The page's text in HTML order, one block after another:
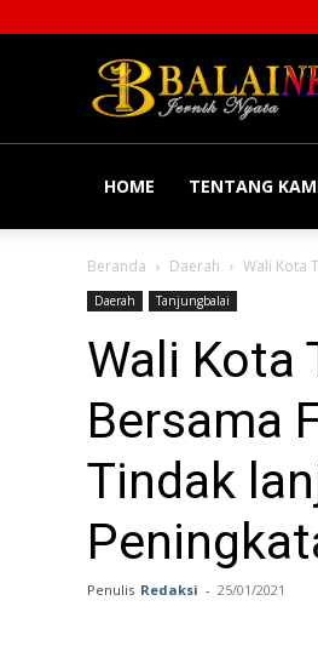
HOME TENTANG
Beranda Daerah Wali Kota
Daerah Tanjungbalai
Wali Kota
Bersama
Tindak
Penulis Redaksi - 25/01/2021